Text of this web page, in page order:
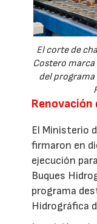
El corte de
Costero
del programa
El Ministerio
firmaron en
ejecución
Buques
programa
Hidrográfica